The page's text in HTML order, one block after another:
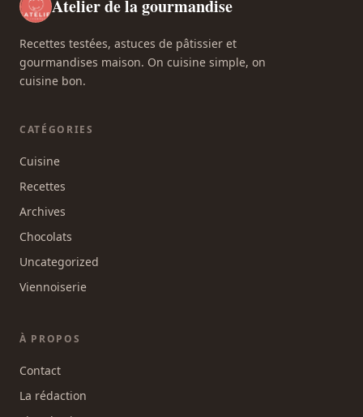
Atelier de la gourmandise
Recettes testées, astuces de pâtissier et
gourmandises maison. On cuisine simple, on
cuisine bon.
CATÉGORIES
Cuisine
Recettes
Archives
Chocolats
Uncategorized
Viennoiserie
À PROPOS
Contact
La rédaction